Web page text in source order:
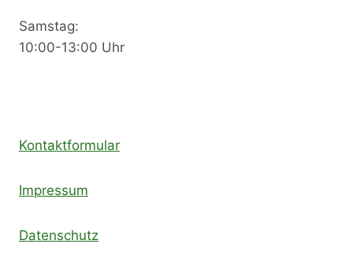
Samstag:
10:00-13:00 Uhr
Kontaktformular
Impressum
Datenschutz